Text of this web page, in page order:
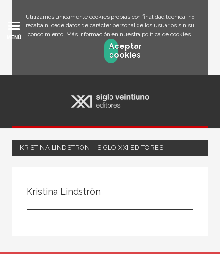
Utilizamos únicamente cookies propias con finalidad técnica, no
recaba ni cede datos de carácter personal de los usuarios sin su
conocimiento. Más información en nuestra política de cookies.
Aceptar
cookies
MENÚ
KRISTINA LINDSTRÖN – SIGLO XXI EDITORES
Kristina Lindströn